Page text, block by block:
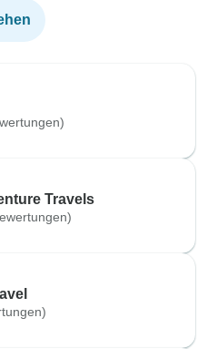
Travels